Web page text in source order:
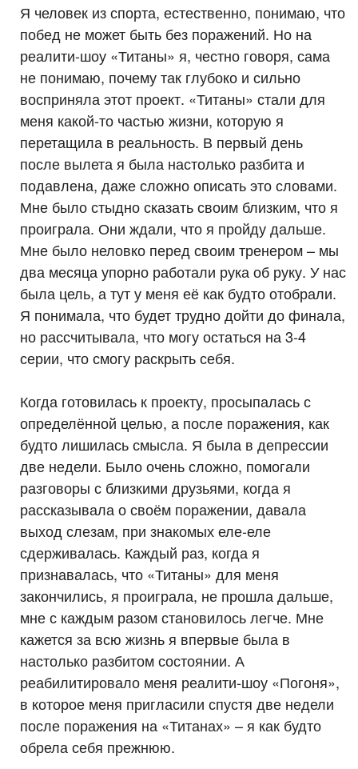
Я человек из спорта, естественно, понимаю, что
побед не может быть без поражений. Но на
реалити-шоу «Титаны» я, честно говоря, сама
не понимаю, почему так глубоко и сильно
восприняла этот проект. «Титаны» стали для
меня какой-то частью жизни, которую я
перетащила в реальность. В первый день
после вылета я была настолько разбита и
подавлена, даже сложно описать это словами.
Мне было стыдно сказать своим близким, что я
проиграла. Они ждали, что я пройду дальше.
Мне было неловко перед своим тренером – мы
два месяца упорно работали рука об руку. У нас
была цель, а тут у меня её как будто отобрали.
Я понимала, что будет трудно дойти до финала,
но рассчитывала, что могу остаться на 3-4
серии, что смогу раскрыть себя.
Когда готовилась к проекту, просыпалась с
определённой целью, а после поражения, как
будто лишилась смысла. Я была в депрессии
две недели. Было очень сложно, помогали
разговоры с близкими друзьями, когда я
рассказывала о своём поражении, давала
выход слезам, при знакомых еле-еле
сдерживалась. Каждый раз, когда я
признавалась, что «Титаны» для меня
закончились, я проиграла, не прошла дальше,
мне с каждым разом становилось легче. Мне
кажется за всю жизнь я впервые была в
настолько разбитом состоянии. А
реабилитировало меня реалити-шоу «Погоня»,
в которое меня пригласили спустя две недели
после поражения на «Титанах» – я как будто
обрела себя прежнюю.